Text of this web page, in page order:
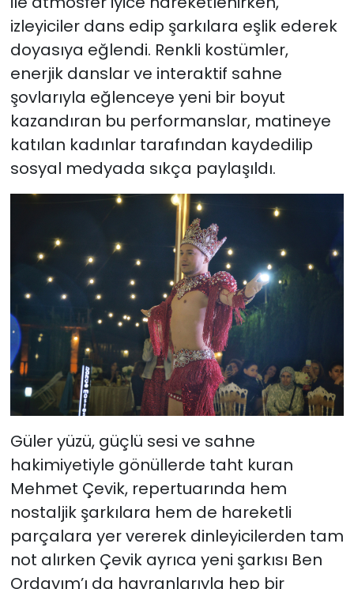
izleyiciler dans edip şarkılara eşlik ederek
doyasıya eğlendi. Renkli kostümler,
enerjik danslar ve interaktif sahne
şovlarıyla eğlenceye yeni bir boyut
kazandıran bu performanslar, matineye
katılan kadınlar tarafından kaydedilip
sosyal medyada sıkça paylaşıldı.
Güler yüzü, güçlü sesi ve sahne
hakimiyetiyle gönüllerde taht kuran
Mehmet Çevik, repertuarında hem
nostaljik şarkılara hem de hareketli
parçalara yer vererek dinleyicilerden tam
not alırken Çevik ayrıca yeni şarkısı Ben
Ordayım’ı da hayranlarıyla hep bir